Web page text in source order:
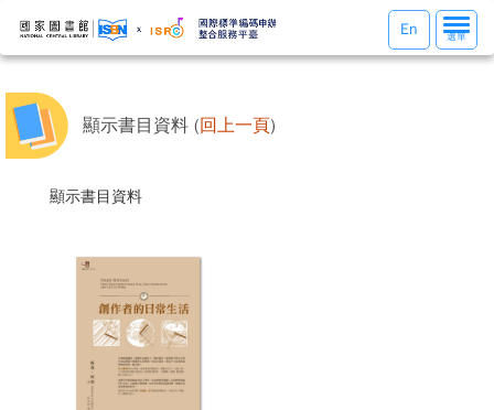
選
單
選單
En
顯示書目資料 (回上一頁)
顯示書目資料